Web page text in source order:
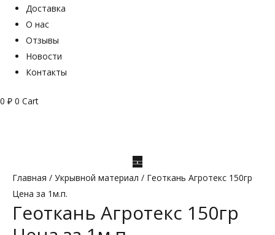
Доставка
О нас
Отзывы
Новости
Контакты
0 ₽ 0 Cart
Главная / Укрывной материал / Геоткань Агротекс 150гр
Цена за 1м.п.
Геоткань Агротекс 150гр